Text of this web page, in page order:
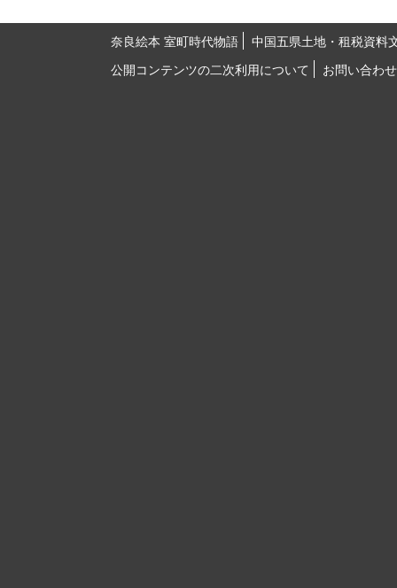
奈良絵本 室町時代物語
中国五県土地・租税資料
公開コンテンツの二次利用について
お問い合わせ